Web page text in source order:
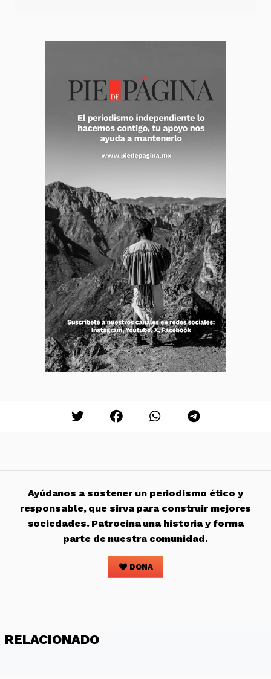
Ayúdanos a sostener un periodismo ético y
responsable, que sirva para construir mejores
sociedades. Patrocina una historia y forma
parte de nuestra comunidad.
DONA
RELACIONADO